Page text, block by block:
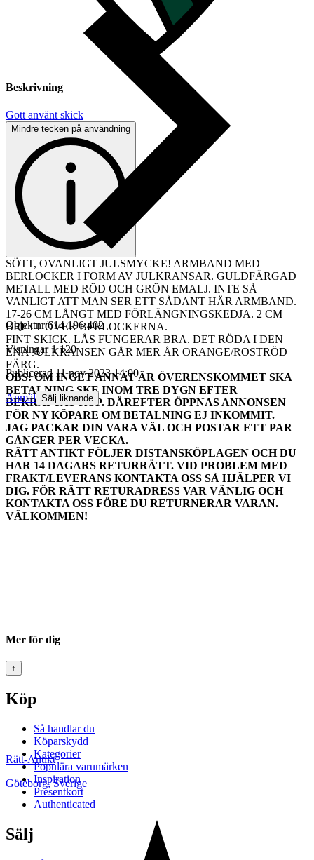
Beskrivning
Gott använt skick
Mindre tecken på användning
SÖTT, OVANLIGT JULSMYCKE! ARMBAND MED
BERLOCKER I FORM AV JULKRANSAR. GULDFÄRGAD
METALL MED RÖD OCH GRÖN EMALJ. INTE SÅ
VANLIGT ATT MAN SER ETT SÅDANT HÄR ARMBAND.
17-26 CM LÅNGT MED FÖRLÄNGNINGSKEDJA. 2 CM
BRETT ÖVER BERLOCKERNA.
FINT SKICK. LÅS FUNGERAR BRA. DET RÖDA I DEN
ENA JULKRANSEN GÅR MER ÅR ORANGE/ROSTRÖD
FÄRG.
OBS! OM INGET ANNAT ÄR ÖVERENSKOMMET SKA
BETALNING SKE INOM TRE DYGN EFTER
BEKRÄFTAT KÖP. DÄREFTER ÖPPNAS ANNONSEN
FÖR NY KÖPARE OM BETALNING EJ INKOMMIT.
JAG PACKAR DIN VARA VÄL OCH POSTAR ETT PAR
GÅNGER PER VECKA.
RÄTT ANTIKT FÖLJER DISTANSKÖPLAGEN OCH DU
HAR 14 DAGARS RETURRÄTT. VID PROBLEM MED
FRAKT/LEVERANS KONTAKTA OSS SÅ HJÄLPER VI
DIG. FÖR RÄTT RETURADRESS VAR VÄNLIG OCH
KONTAKTA OSS FÖRE DU RETURNERAR VARAN.
VÄLKOMMEN!
Objektnr 614 196 402
Visningar 1 120
Publicerad 11 nov 2023 14:00
Anmäl Sälj liknande
Rätt-Antikt
Göteborg,Sverige
Mer för dig
↑
Köp
Så handlar du
Köparskydd
Kategorier
Populära varumärken
Inspiration
Presentkort
Authenticated
Sälj